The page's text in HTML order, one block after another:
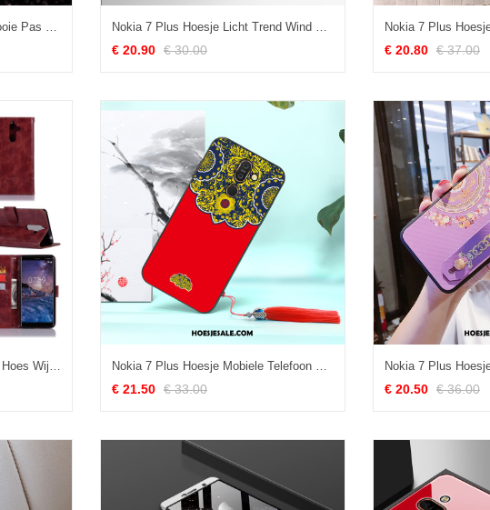
Nokia 7 Plus Hoesje Blauw Mooie Pas Patroon Kat Winkel Nokia 7 Plus Hoesje Licht Trend Wind Zwart Bescherming Kopen
€ 20.90 € 30.00 € 20.80 € 37.00
Nokia 7 Plus Hoesje Siliconen Hoes Wijnrood Clamshell Anti-fall Sale Nokia 7 Plus Hoesje Mobiele Telefoon Paleis Hoes Rood Scheppend Kopen
€ 21.50 € 33.00 € 20.50 € 36.00